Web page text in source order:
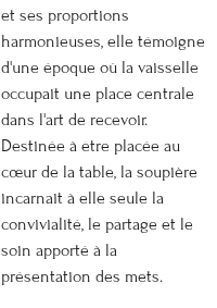
et ses proportions
harmonieuses, elle témoigne
d'une époque où la vaisselle
occupait une place centrale
dans l'art de recevoir.
Destinée à être placée au
cœur de la table, la soupière
incarnait à elle seule la
convivialité, le partage et le
soin apporté à la
présentation des mets.